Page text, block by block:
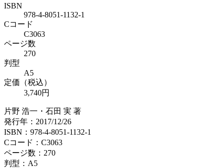
ISBN
978-4-8051-1132-1
Cコード
C3063
ページ数
270
判型
A5
定価（税込）
3,740円
片野 浩一・石田 実 著
発行年：2017/12/26
ISBN：978-4-8051-1132-1
Cコード：C3063
ページ数：270
判型：A5